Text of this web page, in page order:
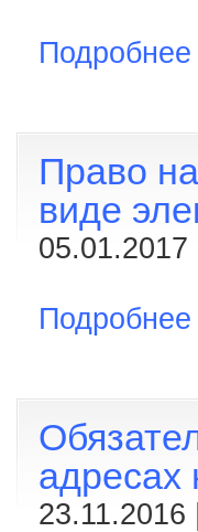
Подробнее
Право
виде
05.01.2017
Подробнее
адресах
23.11.2016